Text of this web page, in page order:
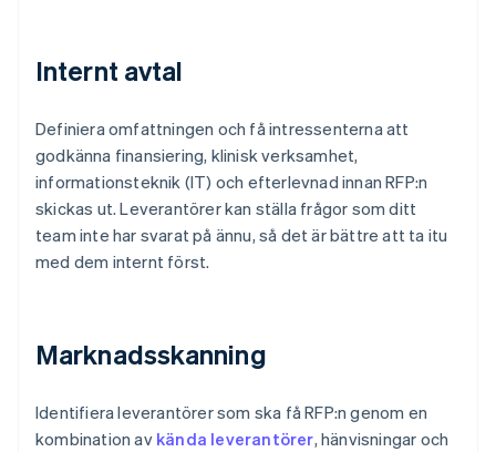
Internt avtal
Definiera omfattningen och få intressenterna att
godkänna finansiering, klinisk verksamhet,
informationsteknik (IT) och efterlevnad innan RFP:n
skickas ut. Leverantörer kan ställa frågor som ditt
team inte har svarat på ännu, så det är bättre att ta itu
med dem internt först.
Marknadsskanning
Identifiera leverantörer som ska få RFP:n genom en
kombination av kända leverantörer, hänvisningar och